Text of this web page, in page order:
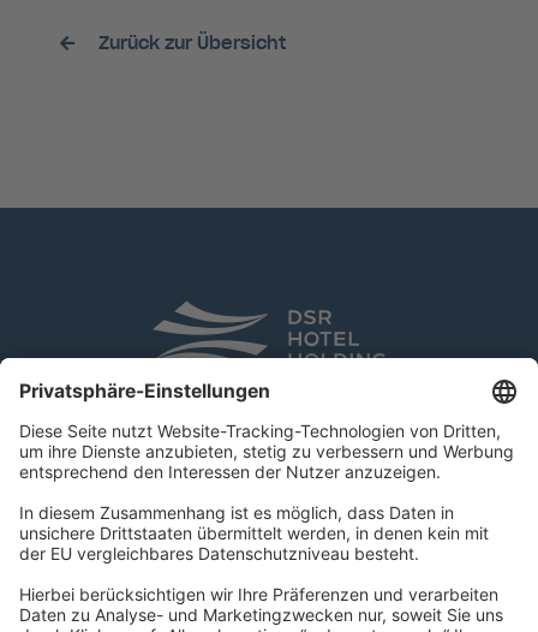
Zurück zur Übersicht
DSR Hotel Holding GmbH
Am Kaiserkai 69
D-20457 Hamburg
Fax: +49 40 300 322 109